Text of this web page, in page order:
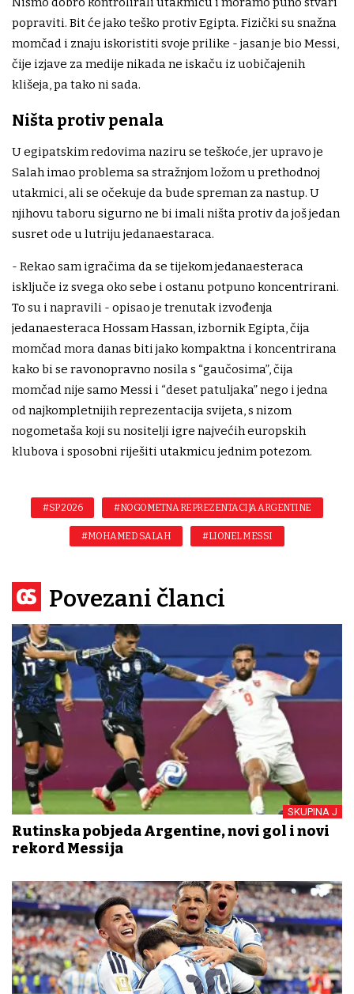
popraviti. Bit će jako teško protiv Egipta. Fizički su snažna
momčad i znaju iskoristiti svoje prilike - jasan je bio Messi,
čije izjave za medije nikada ne iskaču iz uobičajenih
klišeja, pa tako ni sada.
Ništa protiv penala
U egipatskim redovima naziru se teškoće, jer upravo je
Salah imao problema sa stražnjom ložom u prethodnoj
utakmici, ali se očekuje da bude spreman za nastup. U
njihovu taboru sigurno ne bi imali ništa protiv da još jedan
susret ode u lutriju jedanaestaraca.
- Rekao sam igračima da se tijekom jedanaesteraca
isključe iz svega oko sebe i ostanu potpuno koncentrirani.
To su i napravili - opisao je trenutak izvođenja
jedanaesteraca Hossam Hassan, izbornik Egipta, čija
momčad mora danas biti jako kompaktna i koncentrirana
kako bi se ravonopravno nosila s “gaučosima”, čija
momčad nije samo Messi i “deset patuljaka” nego i jedna
od najkompletnijih reprezentacija svijeta, s nizom
nogometaša koji su nositelji igre najvećih europskih
klubova i sposobni riješiti utakmicu jednim potezom.
#SP 2026 #NOGOMETNA REPREZENTACIJA ARGENTINE
#MOHAMED SALAH #LIONEL MESSI
Povezani članci
SKUPINA J
Rutinska pobjeda Argentine, novi gol i novi
rekord Messija